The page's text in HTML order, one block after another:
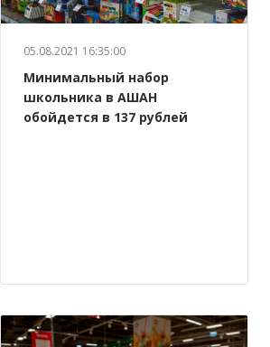
05.08.2021 16:35:00
Минимальный набор
школьника в АШАН
обойдется в 137 рублей